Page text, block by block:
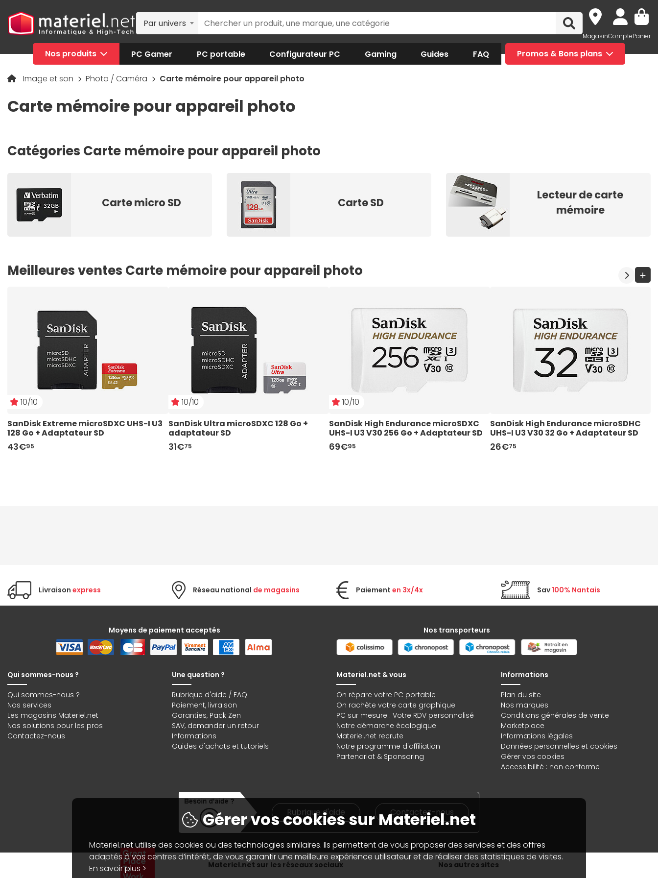
Par univers
MagasinComptePanier
Nos produits PC Gamer PC portable Configurateur PC Gaming Guides FAQ Promos & Bons plans
Image et son Photo / Caméra Carte mémoire pour appareil photo
Carte mémoire pour appareil photo
Catégories Carte mémoire pour appareil photo
Carte micro SD Carte SD
Lecteur de carte
mémoire
Meilleures ventes Carte mémoire pour appareil photo
10/10
SanDisk Extreme microSDXC UHS-I U3
128 Go + Adaptateur SD
43€95
10/10
SanDisk Ultra microSDXC 128 Go +
adaptateur SD
31€75
10/10
SanDisk High Endurance microSDXC
UHS-I U3 V30 256 Go + Adaptateur SD
69€95
SanDisk High Endurance microSDHC
UHS-I U3 V30 32 Go + Adaptateur SD
26€75
Livraison express Réseau national de magasins Paiement en 3x/4x Sav100% Nantais
Moyens de paiement acceptés Nos transporteurs
Qui sommes-nous ?
Qui sommes-nous ?
Nos services
Les magasins Materiel.net
Nos solutions pour les pros
Contactez-nous
Une question ?
Rubrique d'aide / FAQ
Paiement, livraison
Garanties, Pack Zen
SAV, demander un retour
Informations
Guides d'achats et tutoriels
Materiel.net & vous
On répare votre PC portable
On rachète votre carte graphique
PC sur mesure : Votre RDV personnalisé
Notre démarche écologique
Materiel.net recrute
Notre programme d'affiliation
Partenariat & Sponsoring
Informations
Plan du site
Nos marques
Conditions générales de vente
Marketplace
Informations légales
Données personnelles et cookies
Gérer vos cookies
Accessibilité : non conforme
Rubrique d'aide Contactez-nous
Materiel.net sur les réseaux sociaux Nos autres sites
Gérer vos cookies sur Materiel.net
Materiel.net utilise des cookies ou des technologies similaires. Ils permettent de vous proposer des services et des offres
adaptés à vos centres d’intérêt, de vous garantir une meilleure expérience utilisateur et de réaliser des statistiques de visites.
En savoir plus >